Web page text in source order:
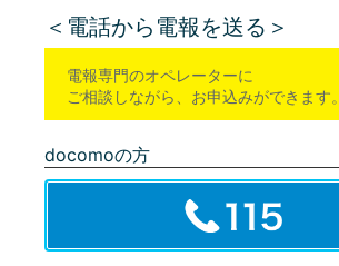
＜電話から電報を送る＞
電報専門のオペレーターに
ご相談しながら、お申込みができます。
docomoの方